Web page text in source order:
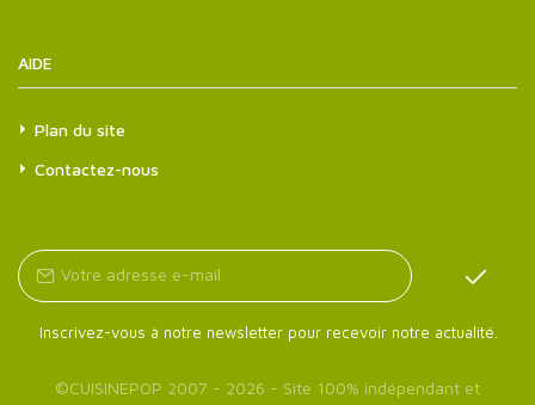
AIDE
Plan du site
Contactez-nous
Inscrivez-vous à notre newsletter pour recevoir notre actualité.
©CUISINEPOP 2007 - 2026 - Site 100% indépendant et